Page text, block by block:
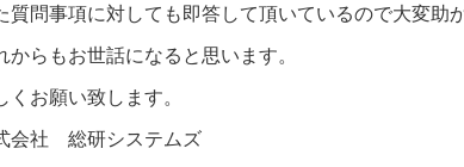
質問事項に対しても即答して頂いているので大変助
からもお世話になると思います。
くお願い致します。
会社 総研システムズ